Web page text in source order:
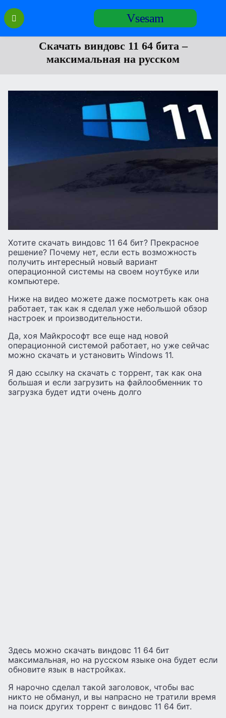
Перейти
содержанию
Vsesam
Скачать виндовс 11 64 бита –
максимальная на русском
Хотите скачать виндовс 11 64 бит? Прекрасное
решение? Почему нет, если есть возможность
получить интересный новый вариант
операционной системы на своем ноутбуке или
компьютере.
Ниже на видео можете даже посмотреть как она
работает, так как я сделал уже небольшой обзор
настроек и производительности.
Да, хоя Майкрософт все еще над новой
операционной системой работает, но уже сейчас
можно скачать и установить Windows 11.
Я даю ссылку на скачать с торрент, так как она
большая и если загрузить на файлообменник то
загрузка будет идти очень долго
Здесь можно скачать виндовс 11 64 бит
максимальная, но на русском языке она будет если
обновите язык в настройках.
Я нарочно сделал такой заголовок, чтобы вас
никто не обманул, и вы напрасно не тратили время
на поиск других торрент с виндовс 11 64 бит.